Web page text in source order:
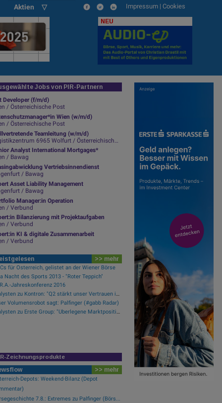
Aktien ▽ Impressum | Cookies
NEU
Jobs von PIR-Partnern
Developer (f/m/d)
/ Österreichische Post
Wien (w/m/d)
/ Österreichische Post
Teamleitung (w/m/d)
6965 Wolfurt / Österreichische Post
Analyst International Mortgages*
/ Bawag
Vertriebsinnendienst
/ Bawag
Asset Liability Management
/ Bawag
Manager:in Operation
/ Verbund
Bilanzierung mit Projektaufgaben
/ Verbund
KI & digitale Zusammenarbeit
/ Verbund
>> mehr
für Österreich, gelistet an der Wiener Börse
Nacht des Sports 2013 - "Roter Teppich"
Jahreskonferenz 2016
Analysten zu Kontron: "Q2 stärkt unser Vertrauen in die verbesserte operative Qualität"
Volumensrobot sagt: Palfinger (#gabb Radar)
Analysten zu Erste Group: "Überlegene Marktpositionierung nicht im Bewertungsniveau reflektiert"
Zeichnungsprodukte
>> mehr
Depots: Weekend-Bilanz (Depot
7.8.: Extremes zu Palfinger (Börs...